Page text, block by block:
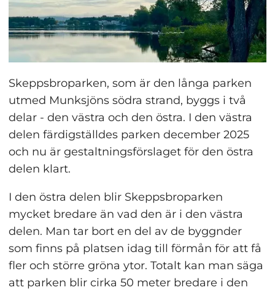
Skeppsbroparken, som är den långa parken
utmed Munksjöns södra strand, byggs i två
delar - den västra och den östra. I den västra
delen färdigställdes parken december 2025
och nu är gestaltningsförslaget för den östra
delen klart.
I den östra delen blir Skeppsbroparken
mycket bredare än vad den är i den västra
delen. Man tar bort en del av de byggnder
som finns på platsen idag till förmån för att få
fler och större gröna ytor. Totalt kan man säga
att parken blir cirka 50 meter bredare i den